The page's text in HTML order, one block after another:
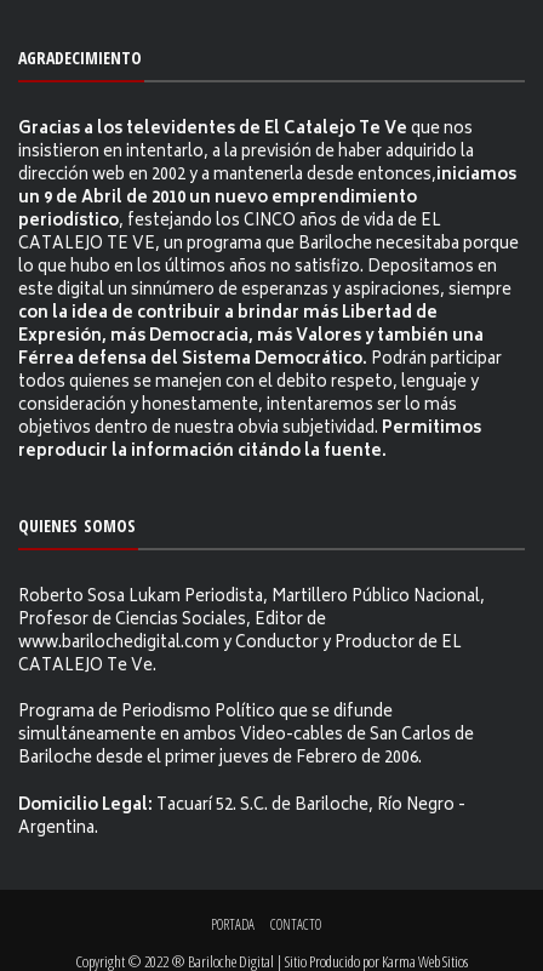
AGRADECIMIENTO
Gracias a los televidentes de El Catalejo Te Veque nos
insistieron en intentarlo, a la previsión de haber adquirido la
dirección web en 2002 y a mantenerla desde entonces,iniciamos
un 9 de Abril de 2010 un nuevo emprendimiento
periodístico, festejando los CINCO años de vida de EL
CATALEJO TE VE, un programa que Bariloche necesitaba porque
lo que hubo en los últimos años no satisfizo. Depositamos en
este digital un sinnúmero de esperanzas y aspiraciones, siempre
con la idea de contribuir a brindar más Libertad de
Expresión, más Democracia, más Valores y también una
Férrea defensa del Sistema Democrático. Podrán participar
todos quienes se manejen con el debito respeto, lenguaje y
consideración y honestamente, intentaremos ser lo más
objetivos dentro de nuestra obvia subjetividad. Permitimos
reproducir la información citándo la fuente.
QUIENES SOMOS
Roberto Sosa Lukam Periodista, Martillero Público Nacional,
Profesor de Ciencias Sociales, Editor de
www.barilochedigital.com y Conductor y Productor de EL
CATALEJO Te Ve.
Programa de Periodismo Político que se difunde
simultáneamente en ambos Video-cables de San Carlos de
Bariloche desde el primer jueves de Febrero de 2006.
Domicilio Legal: Tacuarí 52. S.C. de Bariloche, Río Negro -
Argentina.
PORTADA CONTACTO
Copyright © 2022 ® Bariloche Digital | Sitio Producido porKarma Web Sitios